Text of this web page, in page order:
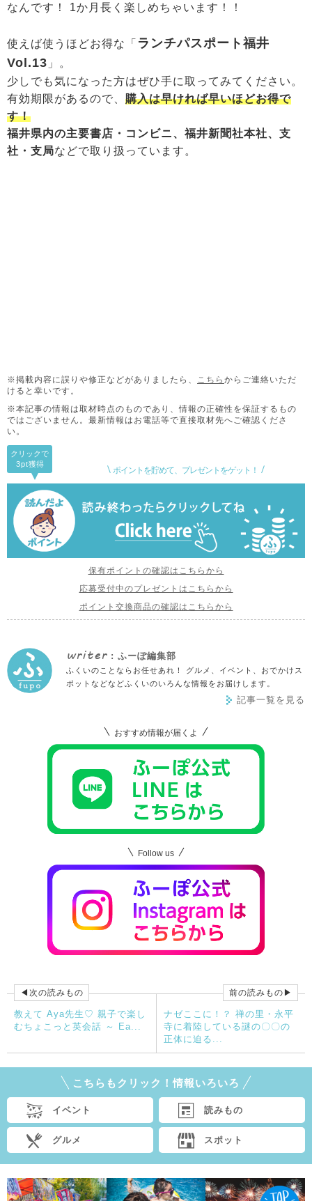
なんです！ 1か月長く楽しめちゃいます！！
使えば使うほどお得な「 ランチパスポート福井
Vol.13 」。
少しでも気になった方はぜひ手に取ってみてください。
有効期限があるので、 購入は早ければ早いほどお得で
す！
福井県内の主要書店・コンビニ、福井新聞社本社、支
社・支局などで取り扱っています。
※掲載内容に誤りや修正などがありましたら、 こちら からご連絡いただ
けると幸いです。
※本記事の情報は取材時点のものであり、情報の正確性を保証するもの
ではございません。 最新情報はお電話等で直接取材先へご確認くださ
い。
ポイントを貯めて、プレゼントをゲット！
クリックで
3pt獲得
保有ポイントの確認はこちらから
応募受付中のプレゼントはこちらから
ポイント交換商品の確認はこちらから
writer : ふーぽ編集部
ふくいのことならお任せあれ！ グルメ、イベント、おでかけス
ポットなどなどふくいのいろんな情報をお届けします。
記事一覧を見る
おすすめ情報が届くよ
Follow us
◀次の読みもの
教えて Aya先生♡ 親子で楽し
むちょこっと英会話 ～ Ea...
前の読みもの▶
ナゼここに！？ 禅の里・永平
寺に着陸している謎の〇〇の
正体に迫る...
こちらもクリック！情報いろいろ
イベント 読みもの
グルメ スポット